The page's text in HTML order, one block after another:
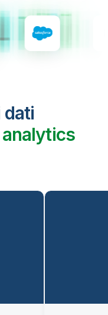
dati
analytics